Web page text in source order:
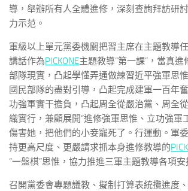
導，舉辦所有人全體進修，深刻查詢拜訪研
力示范。
軍級以上單元黨委機關把習主席在主題教導
講話作為PICKONE主題教導“第一課”，當真
部隊現實，凸起學懂弄通做練習近平強軍思
國民部隊的盡對引導，凸起完成建軍一百年
功強軍實干擔負，凸起周全從嚴治黨、周全
織實行，兼顧展開“進修強軍思惟、立功強軍
傷害她，把他們的小妾寵死了。行運動。軍
持更高尺度、更嚴請求抓本身進修教導的
“一盤棋”思惟，協力推進三軍主題教導各項安
召開黨委會專題議教、擬制打算表統攬進度